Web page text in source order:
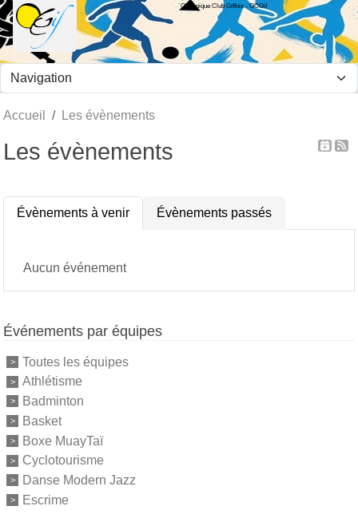
Olympique Club Giffois - OCGif
Accueil Les évènements
Les évènements
Évènements à venir Évènements passés
Aucun événement
Événements par équipes
Toutes les équipes
Athlétisme
Badminton
Basket
Boxe MuayTaï
Cyclotourisme
Danse Modern Jazz
Escrime
Panneau de gestion des cookies